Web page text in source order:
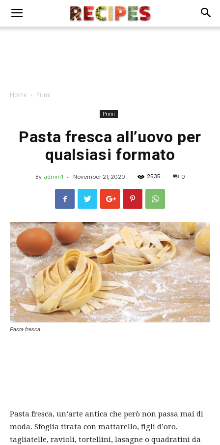
Home Primi
Primi
Pasta fresca all’uovo per
qualsiasi formato
By admin1 - November 21, 2020 2535 0
Pasta fresca
Pasta fresca, un’arte antica che però non passa mai di
moda. Sfoglia tirata con mattarello, figli d’oro,
tagliatelle, ravioli, tortellini, lasagne o quadratini da